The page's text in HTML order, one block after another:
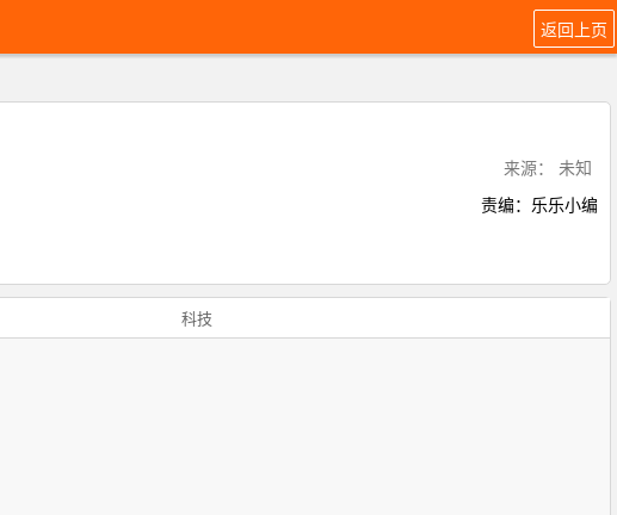
返回上页
来源： 未知
责编：乐乐小编
科技